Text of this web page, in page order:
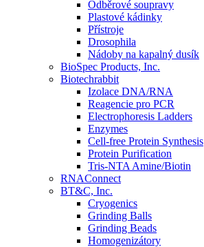
Odběrové soupravy
Plastové kádinky
Přístroje
Drosophila
Nádoby na kapalný dusík
BioSpec Products, Inc.
Biotechrabbit
Izolace DNA/RNA
Reagencie pro PCR
Electrophoresis Ladders
Enzymes
Cell-free Protein Synthesis
Protein Purification
Tris-NTA Amine/Biotin
RNAConnect
BT&C, Inc.
Cryogenics
Grinding Balls
Grinding Beads
Homogenizátory